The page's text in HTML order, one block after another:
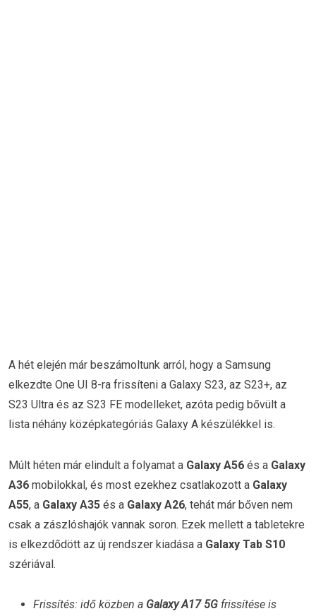
A hét elején már beszámoltunk arról, hogy a Samsung
elkezdte One UI 8-ra frissíteni a Galaxy S23, az S23+, az
S23 Ultra és az S23 FE modelleket, azóta pedig bővült a
lista néhány középkategóriás Galaxy A készülékkel is.
Múlt héten már elindult a folyamat a Galaxy A56 és a Galaxy
A36 mobilokkal, és most ezekhez csatlakozott a Galaxy
A55, a Galaxy A35 és a Galaxy A26, tehát már bőven nem
csak a zászlóshajók vannak soron. Ezek mellett a tabletekre
is elkezdődött az új rendszer kiadása a Galaxy Tab S10
szériával.
Frissítés: idő közben a Galaxy A17 5G frissítése is